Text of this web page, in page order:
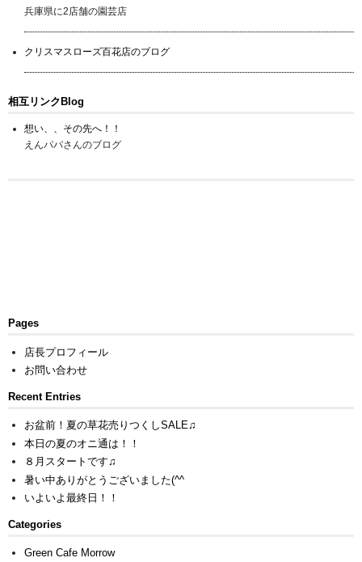
兵庫県に2店舗の園芸店
クリスマスローズ百花店のブログ
相互リンクBlog
想い、、その先へ！！
えんパパさんのブログ
Pages
店長プロフィール
お問い合わせ
Recent Entries
お盆前！夏の草花売りつくしSALE♫
本日の夏のオニ通は！！
８月スタートです♫
暑い中ありがとうございました(^^ゞ
いよいよ最終日！！
Categories
Green Cafe Morrow